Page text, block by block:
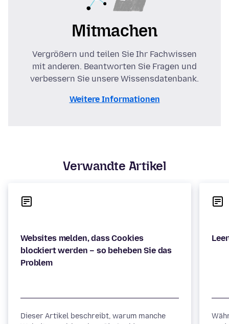
Mitmachen
Vergrößern und teilen Sie Ihr Fachwissen
mit anderen. Beantworten Sie Fragen und
verbessern Sie unsere Wissensdatenbank.
Weitere Informationen
Verwandte Artikel
Websites melden, dass Cookies
blockiert werden – so beheben Sie das
Problem
Dieser Artikel beschreibt, warum manche